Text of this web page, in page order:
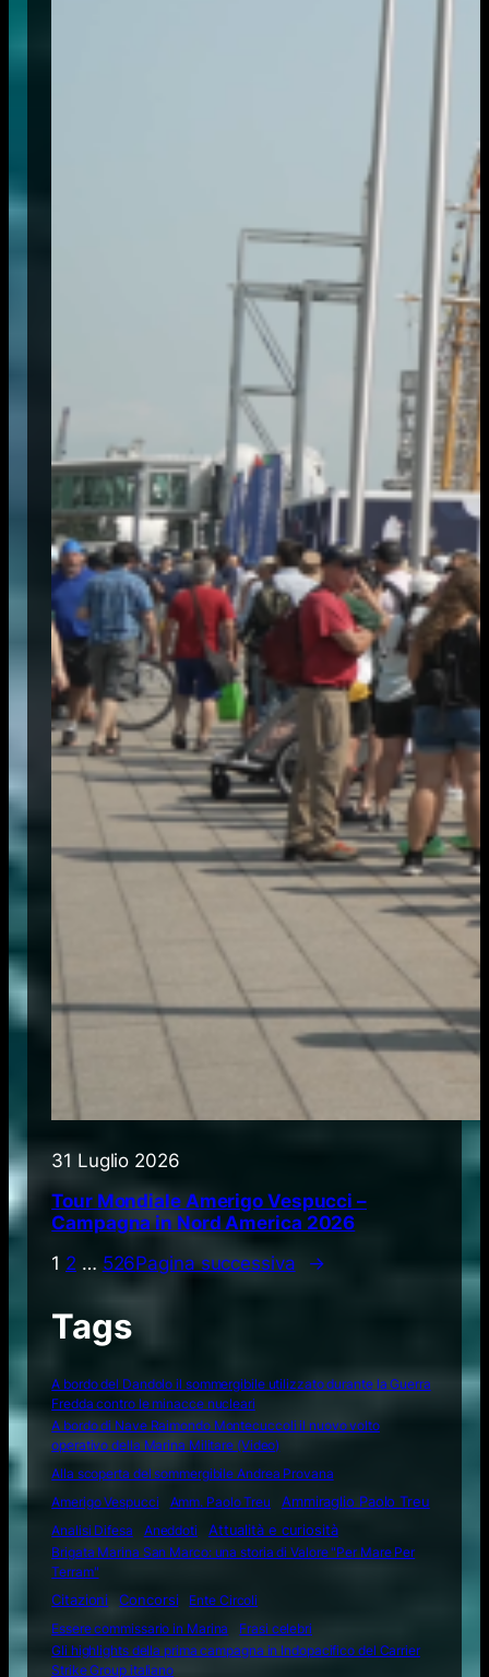
31 Luglio 2026
Tour Mondiale Amerigo Vespucci –
Campagna in Nord America 2026
1 2 … 526Pagina successiva →
Tags
A bordo del Dandolo il sommergibile utilizzato durante la Guerra
Fredda contro le minacce nucleari
A bordo di Nave Raimondo Montecuccoli il nuovo volto
operativo della Marina Militare (Video)
Alla scoperta del sommergibile Andrea Provana
Amerigo Vespucci
Amm. Paolo Treu
Ammiraglio Paolo Treu
Analisi Difesa
Aneddoti Attualità e curiosità
Brigata Marina San Marco: una storia di Valore "Per Mare Per
Terram"
Citazioni
Concorsi
Ente Circoli
Essere commissario in Marina
Frasi celebri
Gli highlights della prima campagna in Indopacifico del Carrier
Strike Group italiano